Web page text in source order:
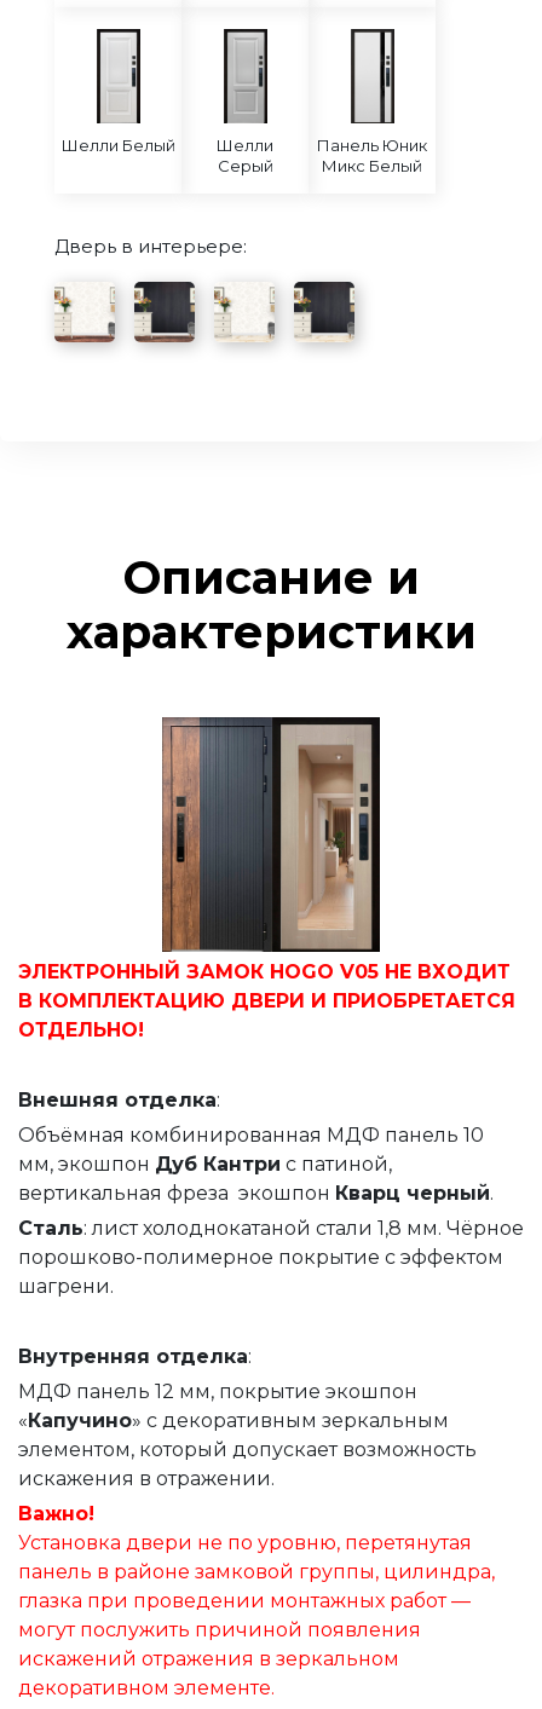
Шелли Белый
Шелли
Серый
Панель Юник
Микс Белый
Дверь в интерьере:
Описание и
характеристики
ЭЛЕКТРОННЫЙ ЗАМОК HOGO V05 НЕ ВХОДИТ
В КОМПЛЕКТАЦИЮ ДВЕРИ И ПРИОБРЕТАЕТСЯ
ОТДЕЛЬНО!
Внешняя отделка:
Объёмная комбинированная МДФ панель 10
мм, экошпон Дуб Кантри с патиной,
вертикальная фреза экошпон Кварц черный.
Сталь: лист холоднокатаной стали 1,8 мм. Чёрное
порошково-полимерное покрытие с эффектом
шагрени.
Внутренняя отделка:
МДФ панель 12 мм, покрытие экошпон
«Капучино» с декоративным зеркальным
элементом, который допускает возможность
искажения в отражении.
Важно!
Установка двери не по уровню, перетянутая
панель в районе замковой группы, цилиндра,
глазка при проведении монтажных работ —
могут послужить причиной появления
искажений отражения в зеркальном
декоративном элементе.